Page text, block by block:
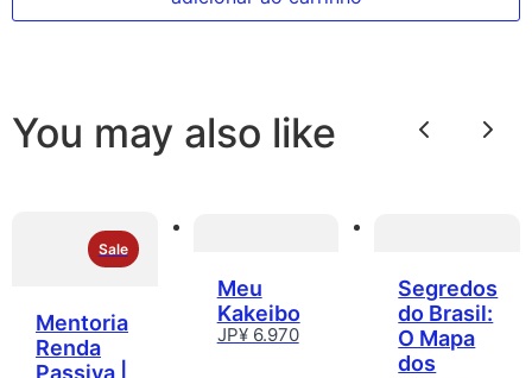
You may also like Anterior
Sale
Mentoria
Renda
Passiva |
Meu
Kakeibo
JP¥ 6.970
Segredos
do Brasil:
O Mapa
dos